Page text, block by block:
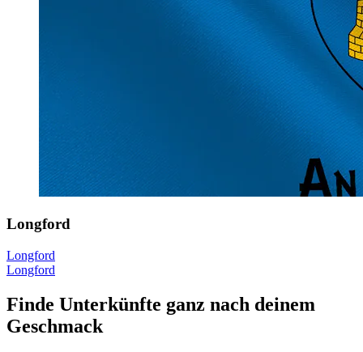
Longford
Longford
Longford
Finde Unterkünfte ganz nach deinem
Geschmack